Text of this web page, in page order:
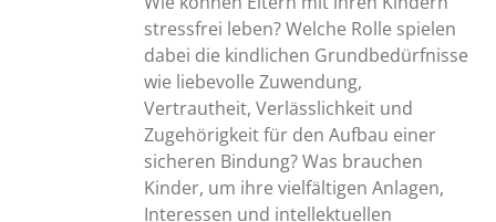
stressfrei leben? Welche Rolle spielen
dabei die kindlichen Grundbedürfnisse
wie liebevolle Zuwendung,
Vertrautheit, Verlässlichkeit und
Zugehörigkeit für den Aufbau einer
sicheren Bindung? Was brauchen
Kinder, um ihre vielfältigen Anlagen,
Interessen und intellektuellen